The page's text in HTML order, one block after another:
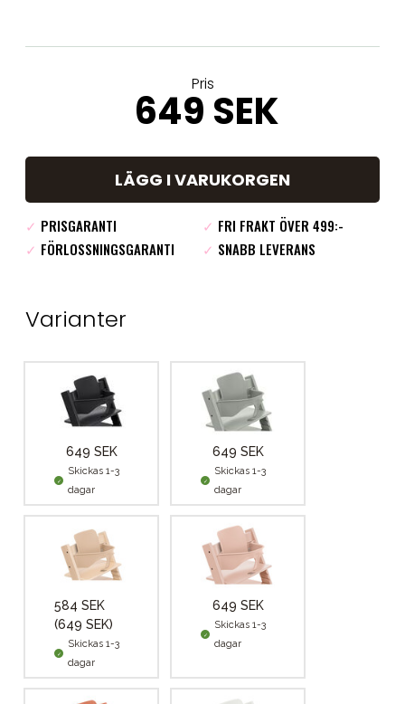
Pris
649 SEK
LÄGG I VARUKORGEN
✓ PRISGARANTI ✓ FRI FRAKT ÖVER 499:-
✓ FÖRLOSSNINGSGARANTI ✓ SNABB LEVERANS
Varianter
649 SEK
Skickas 1-3
dagar
649 SEK
Skickas 1-3
dagar
584 SEK
(649 SEK)
Skickas 1-3
dagar
649 SEK
Skickas 1-3
dagar